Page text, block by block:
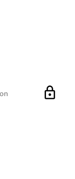
lock